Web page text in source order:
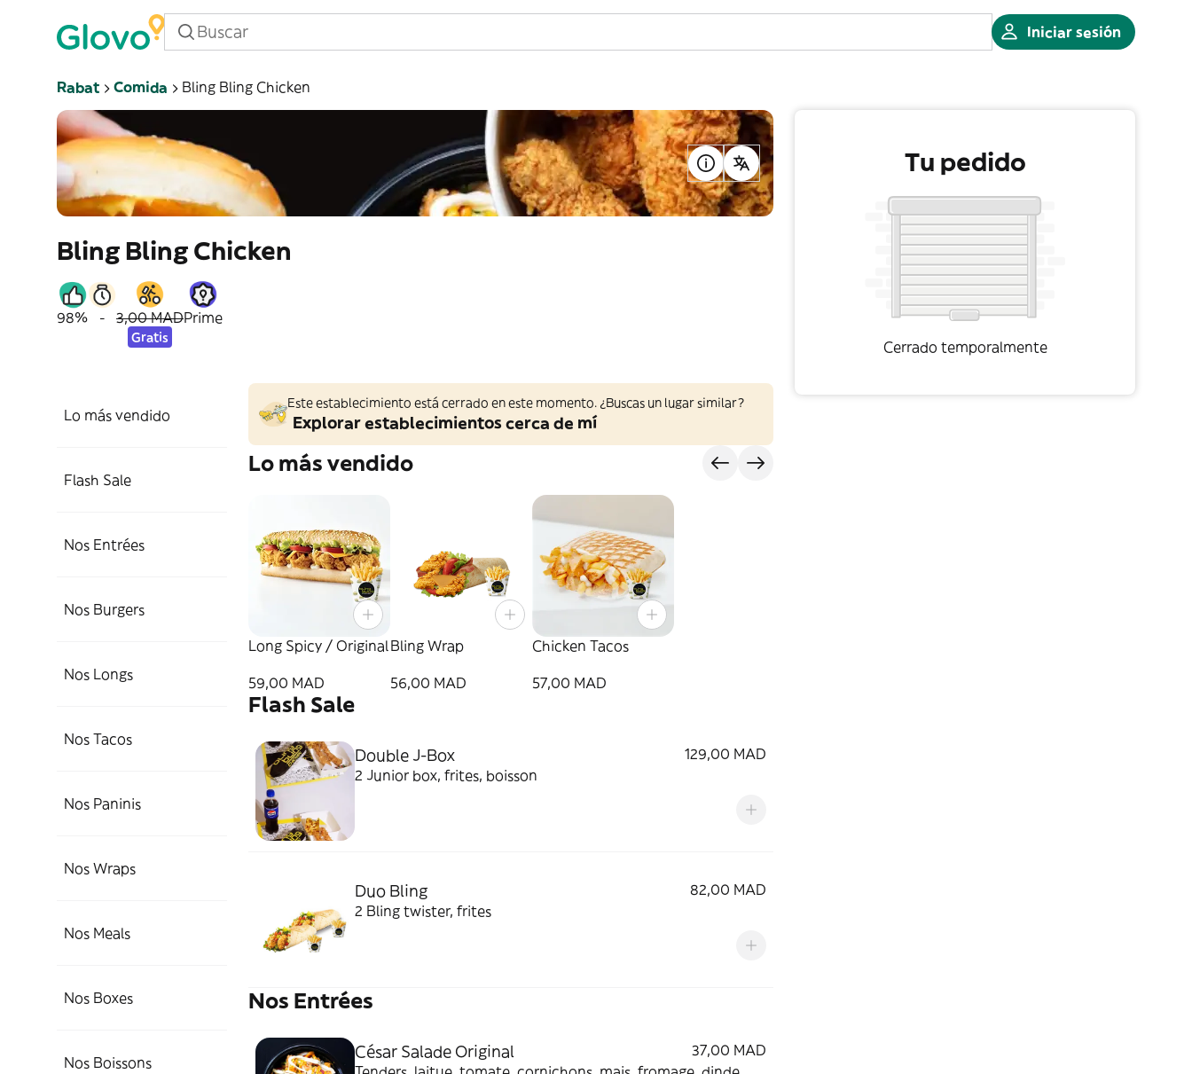
Iniciar sesión
Rabat Comida Bling Bling Chicken
Bling Bling Chicken
98% - 3,00 MAD
Gratis
Prime
Lo más vendido
Flash Sale
Nos Entrées
Nos Burgers
Nos Longs
Nos Tacos
Nos Paninis
Nos Wraps
Nos Meals
Nos Boxes
Nos Boissons
Este establecimiento está cerrado en este momento. ¿Buscas un lugar similar?
Explorar establecimientos cerca de mí
Lo más vendido
Long Spicy / Original
59,00 MAD
Bling Wrap
56,00 MAD
Chicken Tacos
57,00 MAD
Flash Sale
Double J-Box
129,00 MAD
2 Junior box, frites, boisson
Duo Bling
82,00 MAD
2 Bling twister, frites
Nos Entrées
César Salade Original
37,00 MAD
Tu pedido
Cerrado temporalmente